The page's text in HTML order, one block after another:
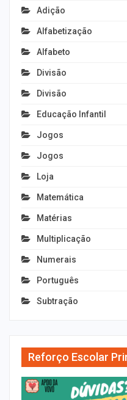
Adição
Alfabetização
Alfabeto
Divisão
Divisão
Educação Infantil
Jogos
Jogos
Loja
Matemática
Matérias
Multiplicação
Numerais
Português
Subtração
Reforço Escolar